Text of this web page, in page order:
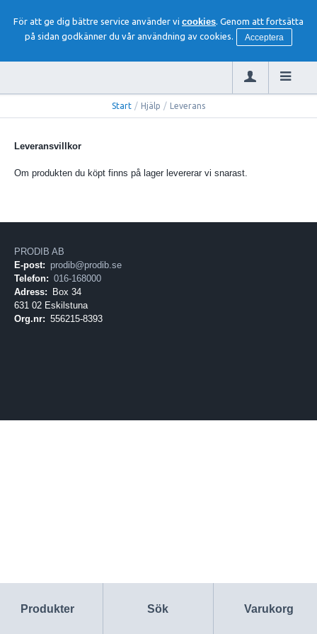
För att ge dig bättre service använder vi cookies. Genom att fortsätta
på sidan godkänner du vår användning av cookies.
Acceptera
Produkter Sök Varukorg
Start / Hjälp / Leverans
Leveransvillkor
Om produkten du köpt finns på lager levererar vi snarast.
PRODIB AB
E-post: prodib@prodib.se
Telefon: 016-168000
Adress:
Box 34
631 02 Eskilstuna
Org.nr: 556215-8393